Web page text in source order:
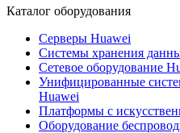
Каталог оборудования
Серверы Huawei
Системы хранения
Сетевое оборудование
Унифицированные
Huawei
Платформы с
Оборудование